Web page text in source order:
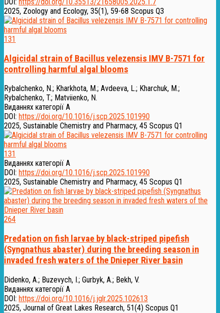
2025, Zoology and Ecology, 35(1), 59-68 Scopus Q3
131
Algicidal strain of Bacillus velezensis IMV B-7571 for
controlling harmful algal blooms
Rybalchenko, N.; Kharkhota, M.; Avdeeva, L.; Kharchuk, M.;
Rybalchenko, T.; Matviienko, N.
Виданнях категорії А
DOI: https://doi.org/10.1016/j.scp.2025.101990
2025, Sustainable Chemistry and Pharmacy, 45 Scopus Q1
131
Виданнях категорії А
DOI: https://doi.org/10.1016/j.scp.2025.101990
2025, Sustainable Chemistry and Pharmacy, 45 Scopus Q1
264
Predation on fish larvae by black-striped pipefish
(Syngnathus abaster) during the breeding season in
invaded fresh waters of the Dnieper River basin
Didenko, A.; Buzevych, I.; Gurbyk, A.; Bekh, V.
Виданнях категорії А
DOI: https://doi.org/10.1016/j.jglr.2025.102613
2025, Journal of Great Lakes Research, 51(4) Scopus Q1